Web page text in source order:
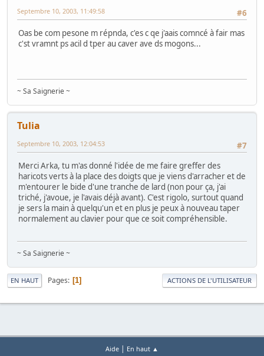
#6
Septembre 10, 2003, 11:49:58
Oas be com pesone m répnda, c'es c qe j'aais comncé à fair mas
c'st vramnt ps acil d tper au caver ave ds mogons...
~ Sa Saignerie ~
Tulia
#7
Septembre 10, 2003, 12:04:53
Merci Arka, tu m'as donné l'idée de me faire greffer des
haricots verts à la place des doigts que je viens d'arracher et de
m'entourer le bide d'une tranche de lard (non pour ça, j'ai
triché, j'avoue, je l'avais déjà avant). C'est rigolo, surtout quand
je sers la main à quelqu'un et en plus je peux à nouveau taper
normalement au clavier pour que ce soit compréhensible.
~ Sa Saignerie ~
EN HAUT Pages 1 ACTIONS DE L'UTILISATEUR
Aide | En haut ▲